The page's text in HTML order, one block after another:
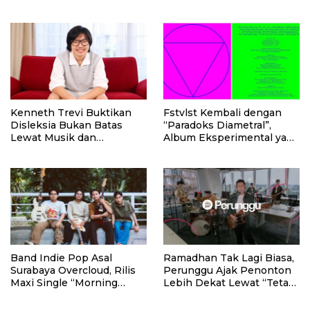
Kenneth Trevi Buktikan
Disleksia Bukan Batas
Lewat Musik dan
Fstvlst Kembali dengan
“Paradoks Diametral”,
Album Eksperimental yang
Band Indie Pop Asal
Surabaya Overcloud, Rilis
Maxi Single “Morning
Ramadhan Tak Lagi Biasa,
Perunggu Ajak Penonton
Lebih Dekat Lewat “Tetap